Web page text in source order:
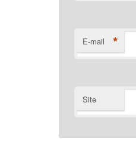
E-mail *
Site